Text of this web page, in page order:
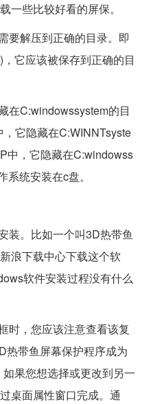
一些比较好看的屏保。
要解压到正确的目录。即
它应该被保存到正确的目
在C:windowssystem的目
它隐藏在C:WINNTsyste
中，它隐藏在C:windowss
统安装在c盘。
装。比如一个叫3D热带鱼
浪下载中心下载这个软
软件安装过程没有什么
时，您应该注意查看该复
热带鱼屏幕保护程序成为
果您想选择或更改到另一
桌面属性窗口完成。通